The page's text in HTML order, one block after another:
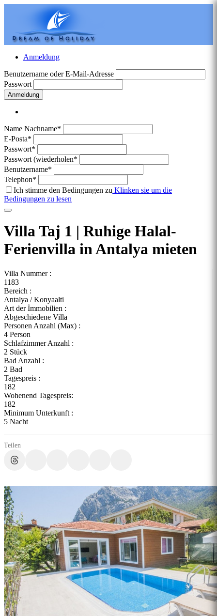
Anmeldung
Benutzername oder E-Mail-Adresse
Passwort
Anmeldung
Name Nachname*
E-Posta*
Passwort*
Passwort (wiederholen*
Benutzername*
Telephon*
Ich stimme den Bedingungen zu Klinken sie um die
Bedingungen zu lesen
Villa Taj 1 | Ruhige Halal-
Ferienvilla in Antalya mieten
Villa Nummer :
1183
Bereich :
Antalya / Konyaalti
Art der İmmobilien :
Abgeschiedene Villa
Personen Anzahl (Max) :
4 Person
Schlafzimmer Anzahl :
2 Stück
Bad Anzahl :
2 Bad
Tagespreis :
182
Wohenend Tagespreis:
182
Minimum Unterkunft :
5 Nacht
Teilen